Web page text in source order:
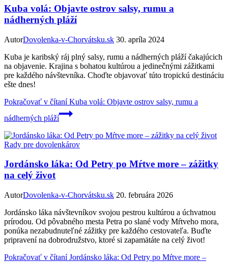
Kuba volá: Objavte ostrov salsy, rumu a
nádherných pláží
AutorDovolenka-v-Chorvátsku.sk 30. apríla 2024
Kuba je karibský ráj plný salsy, rumu a nádherných pláží čakajúcich
na objavenie. Krajina s bohatou kultúrou a jedinečnými zážitkami
pre každého návštevníka. Choďte objavovať túto tropickú destináciu
ešte dnes!
Pokračovať v čítaníKuba volá: Objavte ostrov salsy, rumu a
nádherných pláží
Rady pre dovolenkárov
Jordánsko láka: Od Petry po Mŕtve more – zážitky
na celý život
AutorDovolenka-v-Chorvátsku.sk 20. februára 2026
Jordánsko láka návštevníkov svojou pestrou kultúrou a úchvatnou
prírodou. Od pôvabného mesta Petra po slané vody Mŕtveho mora,
ponúka nezabudnuteľné zážitky pre každého cestovateľa. Buďte
pripravení na dobrodružstvo, ktoré si zapamätáte na celý život!
Pokračovať v čítaníJordánsko láka: Od Petry po Mŕtve more –